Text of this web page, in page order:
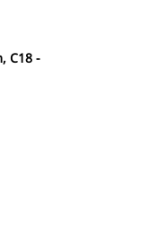
C18 -